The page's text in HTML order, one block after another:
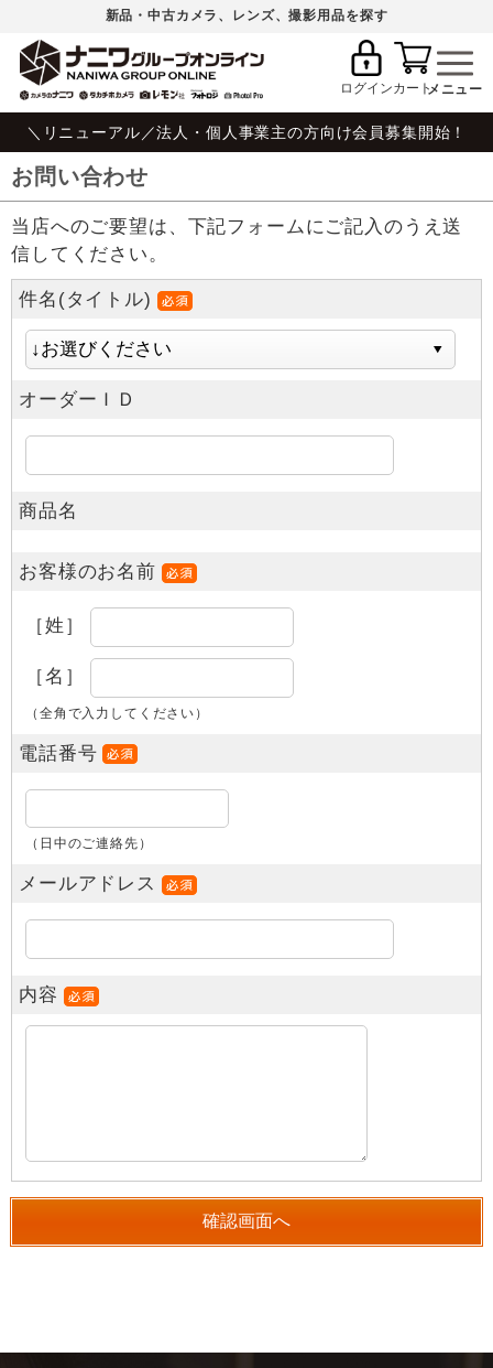
新品・中古カメラ、レンズ、撮影用品を探す
ログインカート
＼リニューアル／法人・個人事業主の方向け会員募集開始！
お問い合わせ
当店へのご要望は、下記フォームにご記入のうえ送
信してください。
件名(タイトル)
オーダーＩＤ
商品名
お客様のお名前
［姓］
［名］
（全角で入力してください）
電話番号
（日中のご連絡先）
メールアドレス
内容